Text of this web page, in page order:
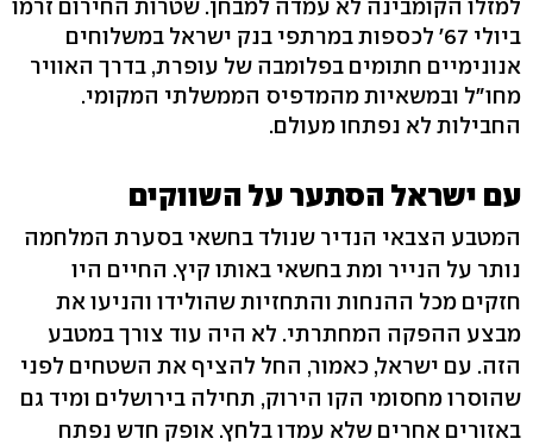
למזלו הקומבינה לא עמדה למבחן. שטרות החירום זרמו
ביולי 67' לכספות במרתפי בנק ישראל במשלוחים
אנונימיים חתומים בפלומבה של עופרת, בדרך האוויר
מחו"ל ובמשאיות מהמדפיס הממשלתי המקומי.
החבילות לא נפתחו מעולם.
עם ישראל הסתער על השווקים
המטבע הצבאי הנדיר שנולד בחשאי בסערת המלחמה
נותר על הנייר ומת בחשאי באותו קיץ. החיים היו
חזקים מכל ההנחות והתחזיות שהולידו והניעו את
מבצע ההפקה המחתרתי. לא היה עוד צורך במטבע
הזה. עם ישראל, כאמור, החל להציף את השטחים לפני
שהוסרו מחסומי הקו הירוק, תחילה בירושלים ומיד גם
באזורים אחרים שלא עמדו בלחץ. אופק חדש נפתח